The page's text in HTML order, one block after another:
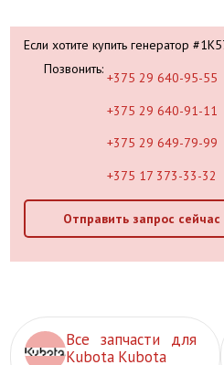
Если хотите купить генератор
Позвонить:
+375 29 640-95-55
+375 29 640-91-11
+375 29 649-79-99
+375 17 373-33-32
Отправить запрос сейчас
Все запчасти для
Kubota Kubota